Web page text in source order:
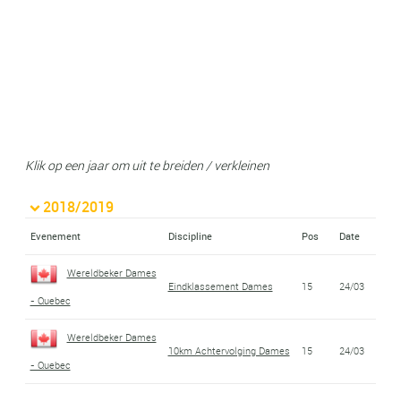
Klik op een jaar om uit te breiden / verkleinen
2018/2019
Evenement Discipline Pos Date
Wereldbeker Dames
- Quebec
Eindklassement Dames 15 24/03
Wereldbeker Dames
- Quebec
10km Achtervolging Dames 15 24/03